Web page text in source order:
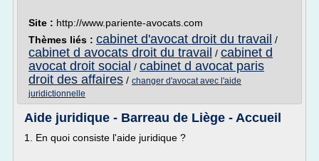
Site : http://www.pariente-avocats.com
Thèmes liés : cabinet d'avocat droit du travail /
cabinet d avocats droit du travail / cabinet d
avocat droit social / cabinet d avocat paris
droit des affaires / changer d'avocat avec l'aide
juridictionnelle
Aide juridique - Barreau de Liège - Accueil
1. En quoi consiste l'aide juridique ?